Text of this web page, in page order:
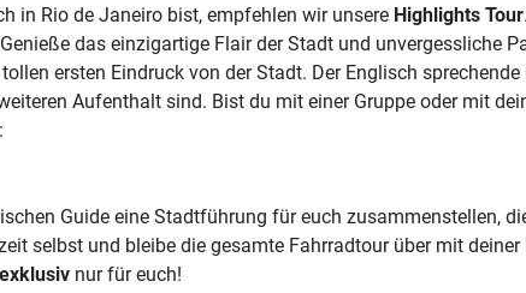
in Rio de Janeiro bist, empfehlen wir unsere Highlights Tour
das einzigartige Flair der Stadt und unvergessliche
ersten Eindruck von der Stadt. Der Englisch
Aufenthalt sind. Bist du mit einer Gruppe oder mit
Guide eine Stadtführung für euch zusammenstellen,
selbst und bleibe die gesamte Fahrradtour über mit deiner
nur für euch!